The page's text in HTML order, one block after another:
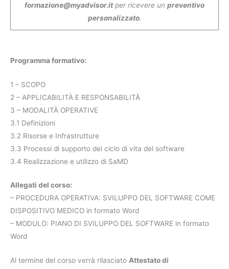
formazione@myadvisor.itper ricevere un preventivo
personalizzato.
Programma formativo:
1 – SCOPO
2 – APPLICABILITÀ E RESPONSABILITÀ
3 – MODALITÀ OPERATIVE
3.1 Definizioni
3.2 Risorse e Infrastrutture
3.3 Processi di supporto del ciclo di vita del software
3.4 Realizzazione e utilizzo di SaMD
Allegati del corso:
– PROCEDURA OPERATIVA: SVILUPPO DEL SOFTWARE COME
DISPOSITIVO MEDICO in formato Word
– MODULO: PIANO DI SVILUPPO DEL SOFTWARE in formato
Word
Al termine del corso verrà rilasciato Attestato di